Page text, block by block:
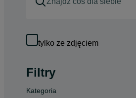
tylko ze zdjęciem
Filtry
Kategoria